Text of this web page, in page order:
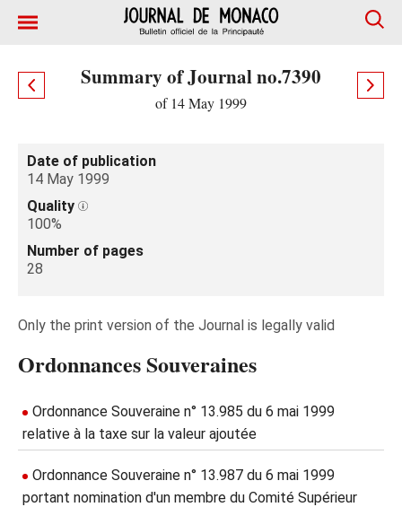
Summary of Journal no.7390
of 14 May 1999
Date of publication
14 May 1999
Quality
100%
Number of pages
28
Only the print version of the Journal is legally valid
Ordonnances Souveraines
Ordonnance Souveraine n° 13.985 du 6 mai 1999
relative à la taxe sur la valeur ajoutée
Ordonnance Souveraine n° 13.987 du 6 mai 1999
portant nomination d'un membre du Comité Supérieur